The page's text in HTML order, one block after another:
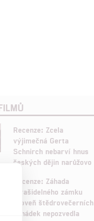
Recenze: Zcela
výjimečná Gerta
Schnirch nebarví hnus
českých dějin narůžovo
Recenze: Záhada
strašidelného zámku
úroveň štědrovečerních
pohádek nepozvedla